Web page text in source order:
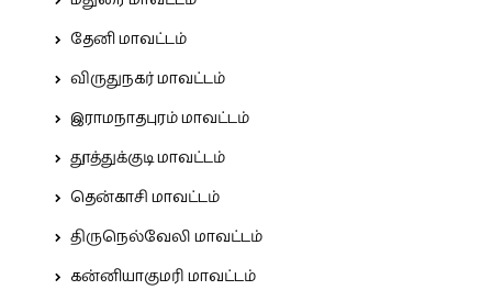
தேனி மாவட்டம்
விருதுநகர் மாவட்டம்
இராமநாதபுரம் மாவட்டம்
தூத்துக்குடி மாவட்டம்
தென்காசி மாவட்டம்
திருநெல்வேலி மாவட்டம்
கன்னியாகுமரி மாவட்டம்